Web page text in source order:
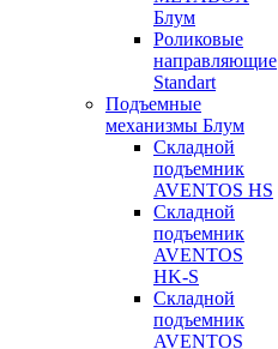
Блум
Роликовые
направляющие
Standart
Подъемные
механизмы Блум
Складной
подъемник
AVENTOS HS
Складной
подъемник
AVENTOS
HK-S
Складной
подъемник
AVENTOS